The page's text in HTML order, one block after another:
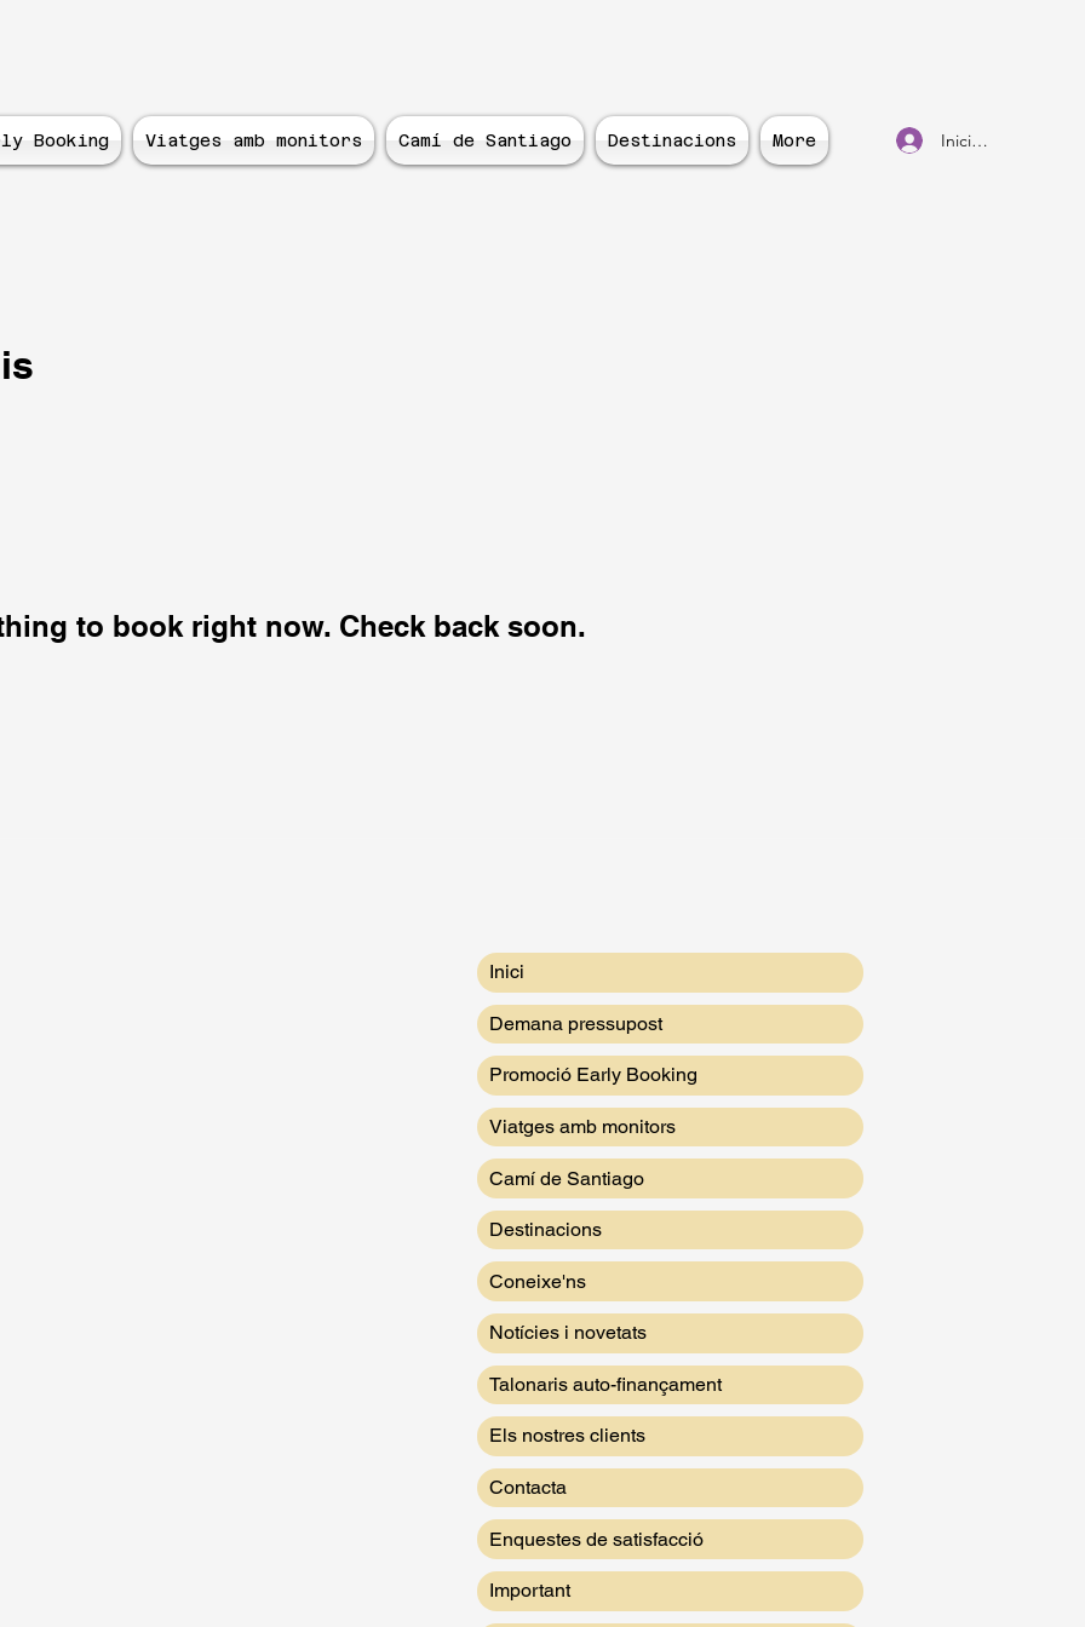
Booking Viatges amb monitors Camí de Santiago Destinacions More Inicia la sessió
to book right now. Check back soon.
Inici
Demana pressupost
Promoció Early Booking
Viatges amb monitors
Camí de Santiago
Destinacions
Coneixe'ns
Notícies i novetats
Talonaris auto-finançament
Els nostres clients
Contacta
Enquestes de satisfacció
Important